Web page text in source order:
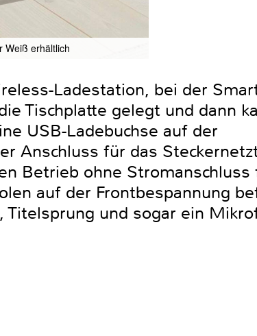
Weiß erhältlich
Ladestation, bei der
Tischplatte gelegt und dann
USB-Ladebuchse auf der
Anschluss für das
Betrieb ohne Stromanschluss
auf der Frontbespannung
Titelsprung und sogar ein